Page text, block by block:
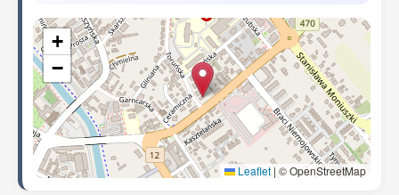
+
−
Leaflet | © OpenStreetMap